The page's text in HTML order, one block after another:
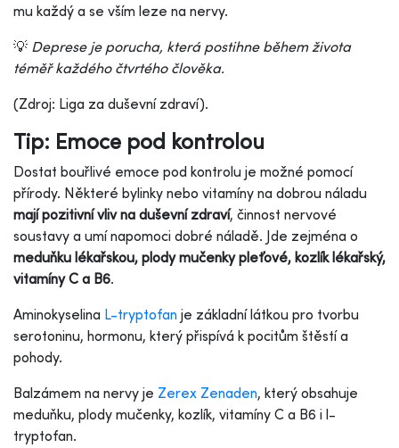
mu každý a se vším leze na nervy.
💡 Deprese je porucha, která postihne během života
téměř každého čtvrtého člověka.
(Zdroj: Liga za duševní zdraví).
Tip: Emoce pod kontrolou
Dostat bouřlivé emoce pod kontrolu je možné pomocí
přírody. Některé bylinky nebo vitamíny na dobrou náladu
mají pozitivní vliv na duševní zdraví, činnost nervové
soustavy a umí napomoci dobré náladě. Jde zejména o
meduňku lékařskou, plody mučenky pleťové, kozlík lékařský,
vitamíny C a B6.
Aminokyselina L-tryptofan je základní látkou pro tvorbu
serotoninu, hormonu, který přispívá k pocitům štěstí a
pohody.
Balzámem na nervy je Zerex Zenaden, který obsahuje
meduňku, plody mučenky, kozlík, vitamíny C a B6 i l-
tryptofan.